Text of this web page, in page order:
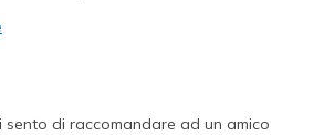
sento di raccomandare ad un amico